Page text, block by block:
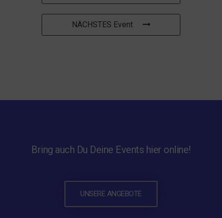
NÄCHSTES Event
Bring auch Du Deine Events hier online!
UNSERE ANGEBOTE